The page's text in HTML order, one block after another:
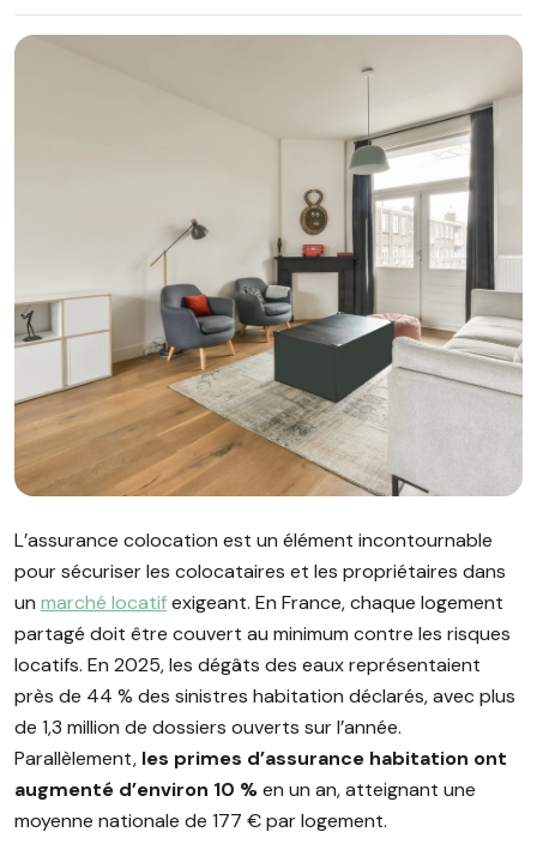
L’assurance colocation est un élément incontournable
pour sécuriser les colocataires et les propriétaires dans
un marché locatifexigeant. En France, chaque logement
partagé doit être couvert au minimum contre les risques
locatifs. En 2025, les dégâts des eaux représentaient
près de 44 % des sinistres habitation déclarés, avec plus
de 1,3 million de dossiers ouverts sur l’année.
Parallèlement, les primes d’assurance habitation ont
augmenté d’environ 10 %en un an, atteignant une
moyenne nationale de 177 € par logement.